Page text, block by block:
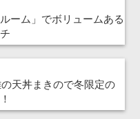
ーム」でボリュームある
の天丼まきので冬限定の